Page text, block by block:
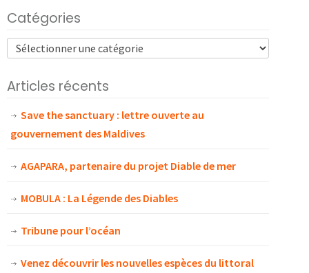
Catégories
Articles récents
Save the sanctuary : lettre ouverte au
gouvernement des Maldives
AGAPARA, partenaire du projet Diable de mer
MOBULA : La Légende des Diables
Tribune pour l’océan
Venez découvrir les nouvelles espèces du littoral